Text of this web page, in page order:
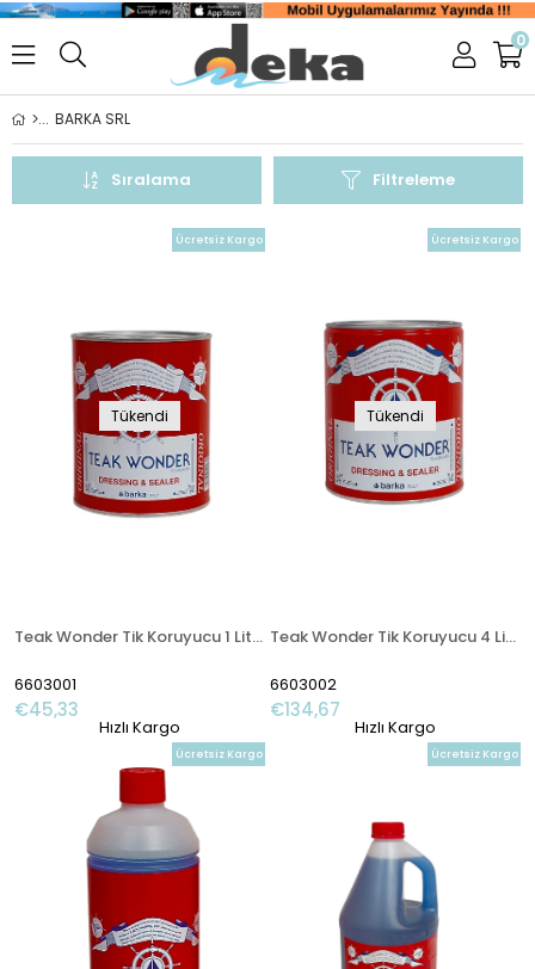
0
BARKA SRL
Filtreleme
Sıralama
Tükendi
Teak Wonder Tik Koruyucu 1 Litre
6603001
€45,33
Ücretsiz Kargo
Hızlı Kargo
Tükendi
Teak Wonder Tik Koruyucu 4 Litre
6603002
€134,67
Ücretsiz Kargo
Hızlı Kargo
Ücretsiz Kargo Ücretsiz Kargo